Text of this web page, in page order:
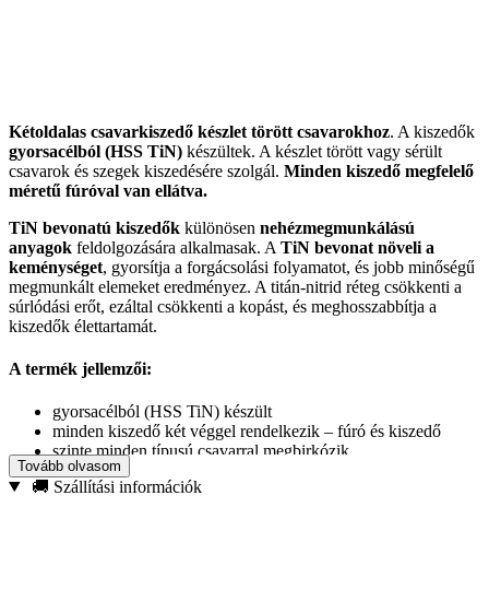
Kétoldalas csavarkiszedő készlet törött csavarokhoz. A kiszedők
gyorsacélból (HSS TiN) készültek. A készlet törött vagy sérült
csavarok és szegek kiszedésére szolgál. Minden kiszedő megfelelő
méretű fúróval van ellátva.
TiN bevonatú kiszedők különösen nehézmegmunkálású
anyagok feldolgozására alkalmasak. A TiN bevonat növeli a
keménységet, gyorsítja a forgácsolási folyamatot, és jobb minőségű
megmunkált elemeket eredményez. A titán-nitrid réteg csökkenti a
súrlódási erőt, ezáltal csökkenti a kopást, és meghosszabbítja a
kiszedők élettartamát.
A termék jellemzői:
gyorsacélból (HSS TiN) készült
minden kiszedő két véggel rendelkezik – fúró és kiszedő
szinte minden típusú csavarral megbirkózik
a készlet 6 kiszedőt tartalmaz
Tovább olvasom
🚚 Szállítási információk